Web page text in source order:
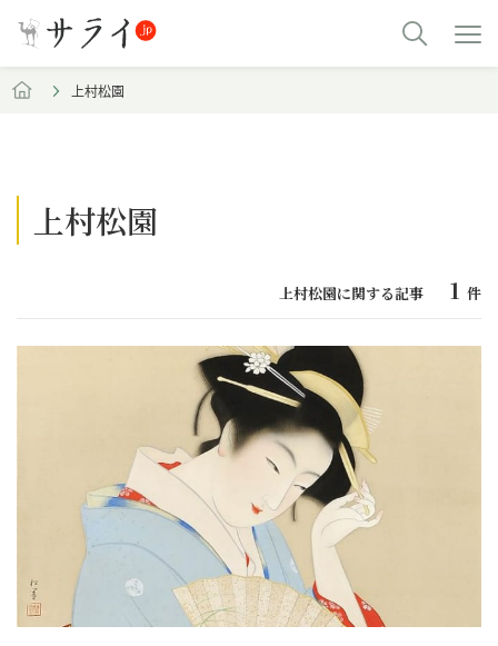
上村松園
上村松園
上村松園に関する記事 1 件